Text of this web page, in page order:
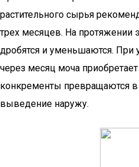
растительного сырья
трех месяцев. На протяжении
дробятся и уменьшаются. При
через месяц моча приобретает
конкременты превращаются в
выведение наружу.